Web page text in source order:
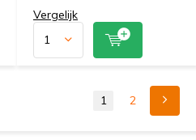
Vergelijk
1 2